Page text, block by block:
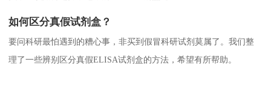
如何区分真假试剂盒？
要问科研最怕遇到的糟心事，非买到假冒科研试剂莫属了。我们整
理了一些辨别区分真假ELISA试剂盒的方法，希望有所帮助。